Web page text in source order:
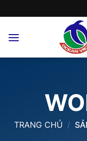
to
TRANG CHỦ /